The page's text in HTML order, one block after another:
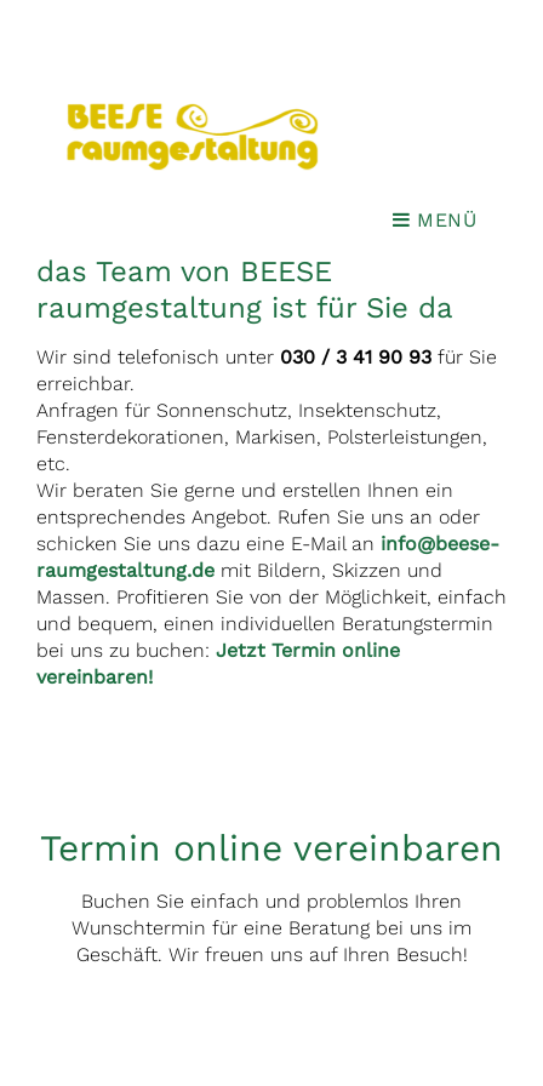
MENÜ
Liebe Kundinnen und Kunden,
das Team von BEESE
raumgestaltung ist für Sie da
Wir sind telefonisch unter 030 / 3 41 90 93 für Sie
erreichbar.
Anfragen für Sonnenschutz, Insektenschutz,
Fensterdekorationen, Markisen, Polsterleistungen,
etc.
Wir beraten Sie gerne und erstellen Ihnen ein
entsprechendes Angebot. Rufen Sie uns an oder
schicken Sie uns dazu eine E-Mail an info@beese-
raumgestaltung.de mit Bildern, Skizzen und
Massen. Profitieren Sie von der Möglichkeit, einfach
und bequem, einen individuellen Beratungstermin
bei uns zu buchen: Jetzt Termin online
vereinbaren!
Termin online vereinbaren
Buchen Sie einfach und problemlos Ihren
Wunschtermin für eine Beratung bei uns im
Geschäft. Wir freuen uns auf Ihren Besuch!